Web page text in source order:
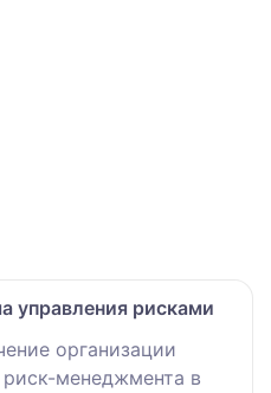
управления рисками
организации
менеджмента в